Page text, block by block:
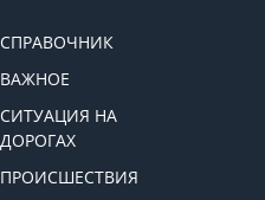
СПРАВОЧНИК
ВАЖНОЕ
СИТУАЦИЯ НА
ДОРОГАХ
ПРОИСШЕСТВИЯ